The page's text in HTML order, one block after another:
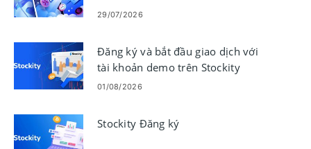
29/07/2026
Đăng ký và bắt đầu giao dịch với
tài khoản demo trên Stockity
01/08/2026
Stockity Đăng ký